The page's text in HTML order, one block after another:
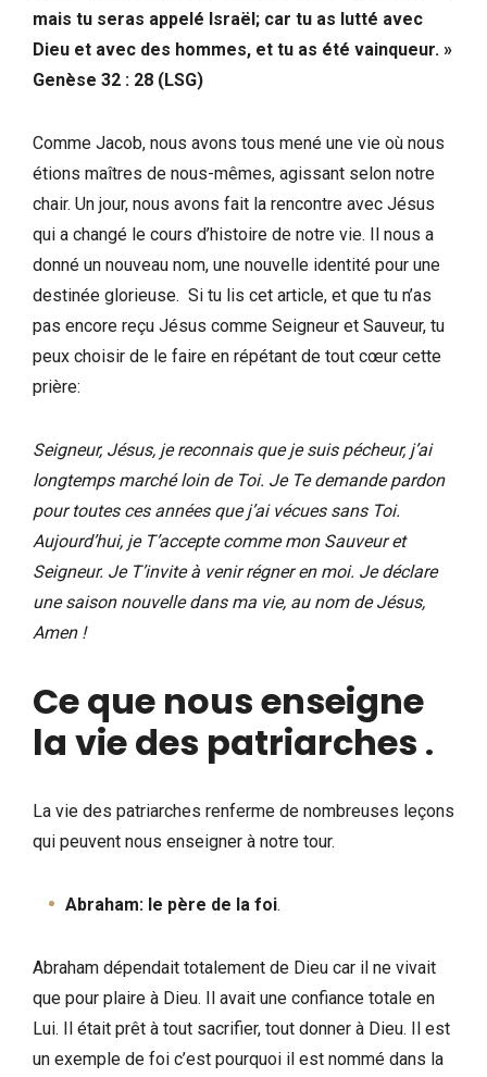
mais tu seras appelé Israël; car tu as lutté avec
Dieu et avec des hommes, et tu as été vainqueur. »
Genèse 32 : 28 (LSG)
Comme Jacob, nous avons tous mené une vie où nous
étions maîtres de nous-mêmes, agissant selon notre
chair. Un jour, nous avons fait la rencontre avec Jésus
qui a changé le cours d’histoire de notre vie. Il nous a
donné un nouveau nom, une nouvelle identité pour une
destinée glorieuse. Si tu lis cet article, et que tu n’as
pas encore reçu Jésus comme Seigneur et Sauveur, tu
peux choisir de le faire en répétant de tout cœur cette
prière:
Seigneur, Jésus, je reconnais que je suis pécheur, j’ai
longtemps marché loin de Toi. Je Te demande pardon
pour toutes ces années que j’ai vécues sans Toi.
Aujourd’hui, je T’accepte comme mon Sauveur et
Seigneur. Je T’invite à venir régner en moi. Je déclare
une saison nouvelle dans ma vie, au nom de Jésus,
Amen !
Ce que nous enseigne
la vie des patriarches .
La vie des patriarches renferme de nombreuses leçons
qui peuvent nous enseigner à notre tour.
Abraham: le père de la foi.
Abraham dépendait totalement de Dieu car il ne vivait
que pour plaire à Dieu. Il avait une confiance totale en
Lui. Il était prêt à tout sacrifier, tout donner à Dieu. Il est
un exemple de foi c’est pourquoi il est nommé dans la